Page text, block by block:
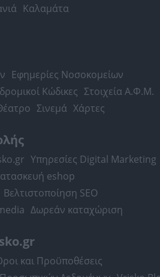
Καλαμάτα
Εφημερίες Νοσοκομείων
Κώδικες Στοιχεία Α.Φ.Μ.
Σινεμά Χάρτες
Υπηρεσίες Digital Marketing
eshop
Βελτιστοποίηση SEO
Δωρεάν καταχώριση
και Προϋποθέσεις